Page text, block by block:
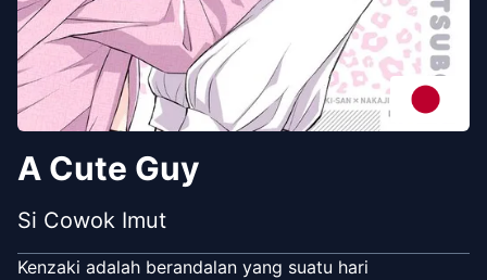
A Cute Guy
Si Cowok Imut
Kenzaki adalah berandalan yang suatu hari